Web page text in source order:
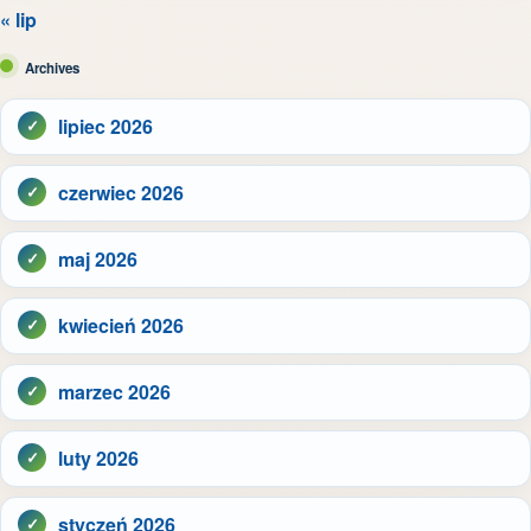
« lip
Archives
lipiec 2026
czerwiec 2026
maj 2026
kwiecień 2026
marzec 2026
luty 2026
styczeń 2026